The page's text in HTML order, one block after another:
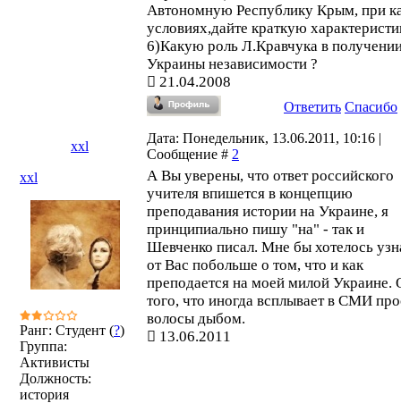
Автономную Республику Крым, при
условиях,дайте краткую
6)Какую роль Л.Кравчука в
Украины независимости ?
21.04.2008
Ответить Спасибо
xxl
Дата: Понедельник, 13.06.2011, 10:16 |
Сообщение # 2
xxl
Ранг: Студент (?)
Группа:
Активисты
Должность:
история
А Вы уверены, что ответ российского
учителя впишется в концепцию
преподавания истории на Украине, я
принципиально пишу "на" - так и
Шевченко писал. Мне бы хотелось
от Вас побольше о том, что и как
преподается на моей милой Украине.
того, что иногда всплывает в СМИ
волосы дыбом.
13.06.2011